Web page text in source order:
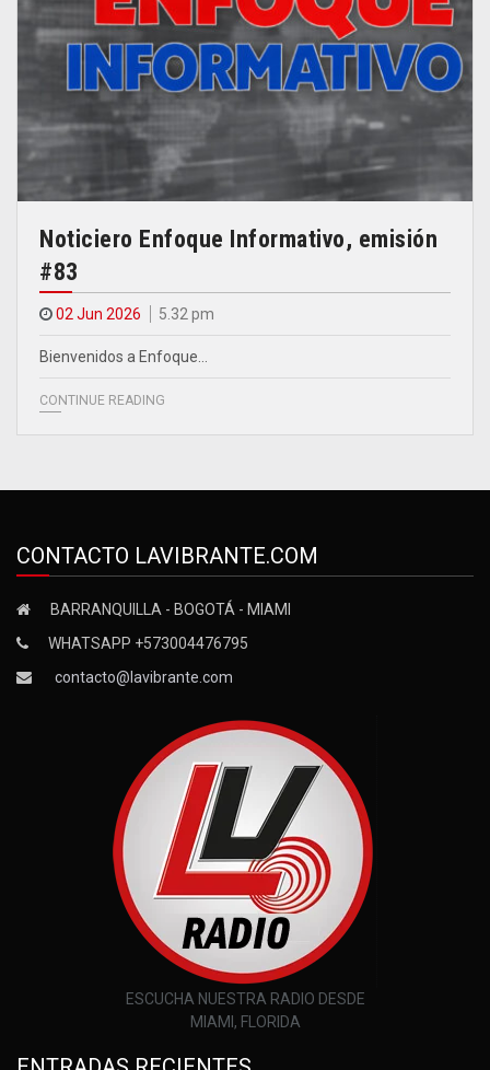
Noticiero Enfoque Informativo, emisión
#83
02 Jun 2026 5.32 pm
Bienvenidos a Enfoque…
CONTINUE READING
CONTACTO LAVIBRANTE.COM
BARRANQUILLA - BOGOTÁ - MIAMI
WHATSAPP +573004476795
contacto@lavibrante.com
ESCUCHA NUESTRA RADIO DESDE
MIAMI, FLORIDA